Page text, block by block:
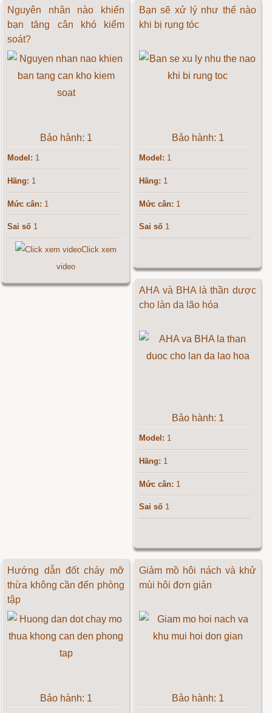
Nguyên nhân nào khiến
bạn tăng cân khó kiểm
soát?
Bảo hành: 1
Model: 1
Hãng: 1
Mức cân: 1
Sai số 1
Click xem
video
Bạn sẽ xử lý như thế nào
khi bị rụng tóc
Bảo hành: 1
Model: 1
Hãng: 1
Mức cân: 1
Sai số 1
AHA và BHA là thần dược
cho làn da lão hóa
Bảo hành: 1
Model: 1
Hãng: 1
Mức cân: 1
Sai số 1
Hướng dẫn đốt cháy mỡ
thừa không cần đến phòng
tập
Bảo hành: 1
Giảm mồ hôi nách và khử
mùi hôi đơn giản
Bảo hành: 1